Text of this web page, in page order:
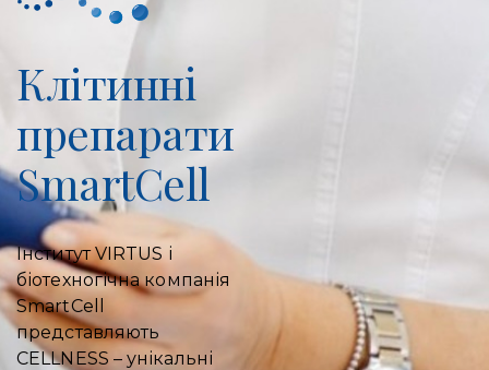
Клітиннi
препарати
SmartCell
Інститут VIRTUS і
біотехногічна компанія
SmartCell
представляють
CELLNESS – унікальні